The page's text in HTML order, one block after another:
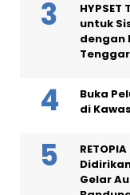
untuk
dengan
Buka
di
Gelar